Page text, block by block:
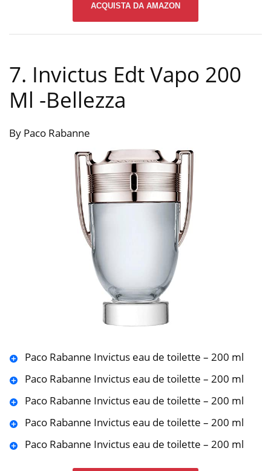
ACQUISTA DA AMAZON
7. Invictus Edt Vapo 200
Ml -Bellezza
By Paco Rabanne
Paco Rabanne Invictus eau de toilette – 200 ml
Paco Rabanne Invictus eau de toilette – 200 ml
Paco Rabanne Invictus eau de toilette – 200 ml
Paco Rabanne Invictus eau de toilette – 200 ml
Paco Rabanne Invictus eau de toilette – 200 ml